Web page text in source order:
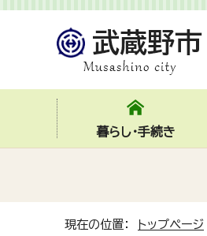
暮らし・手続き
現在の位置： トップページ